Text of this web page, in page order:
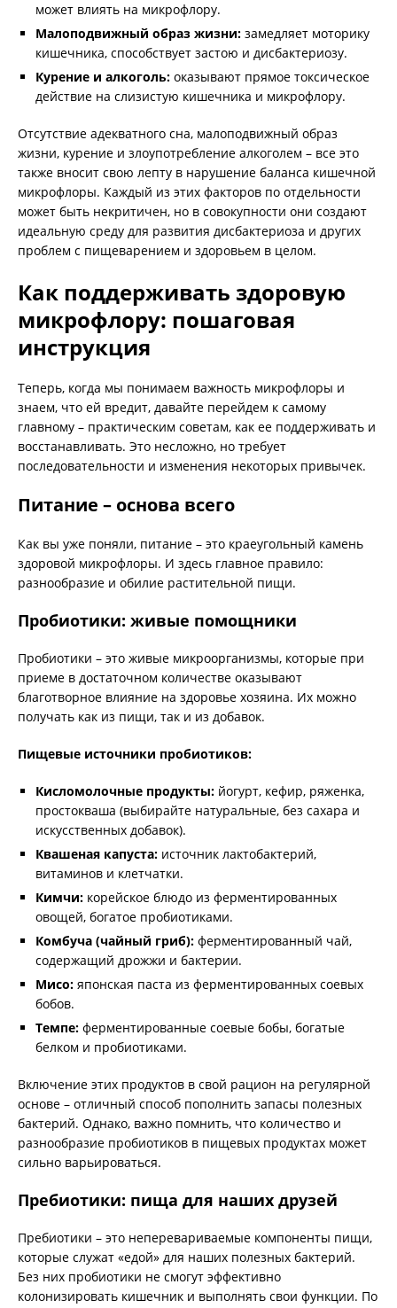
может влиять на микрофлору.
Малоподвижный образ жизни: замедляет моторику
кишечника, способствует застою и дисбактериозу.
Курение и алкоголь: оказывают прямое токсическое
действие на слизистую кишечника и микрофлору.
Отсутствие адекватного сна, малоподвижный образ
жизни, курение и злоупотребление алкоголем – все это
также вносит свою лепту в нарушение баланса кишечной
микрофлоры. Каждый из этих факторов по отдельности
может быть некритичен, но в совокупности они создают
идеальную среду для развития дисбактериоза и других
проблем с пищеварением и здоровьем в целом.
Как поддерживать здоровую
микрофлору: пошаговая
инструкция
Теперь, когда мы понимаем важность микрофлоры и
знаем, что ей вредит, давайте перейдем к самому
главному – практическим советам, как ее поддерживать и
восстанавливать. Это несложно, но требует
последовательности и изменения некоторых привычек.
Питание – основа всего
Как вы уже поняли, питание – это краеугольный камень
здоровой микрофлоры. И здесь главное правило:
разнообразие и обилие растительной пищи.
Пробиотики: живые помощники
Пробиотики – это живые микроорганизмы, которые при
приеме в достаточном количестве оказывают
благотворное влияние на здоровье хозяина. Их можно
получать как из пищи, так и из добавок.
Пищевые источники пробиотиков:
Кисломолочные продукты: йогурт, кефир, ряженка,
простокваша (выбирайте натуральные, без сахара и
искусственных добавок).
Квашеная капуста: источник лактобактерий,
витаминов и клетчатки.
Кимчи: корейское блюдо из ферментированных
овощей, богатое пробиотиками.
Комбуча (чайный гриб): ферментированный чай,
содержащий дрожжи и бактерии.
Мисо: японская паста из ферментированных соевых
бобов.
Темпе: ферментированные соевые бобы, богатые
белком и пробиотиками.
Включение этих продуктов в свой рацион на регулярной
основе – отличный способ пополнить запасы полезных
бактерий. Однако, важно помнить, что количество и
разнообразие пробиотиков в пищевых продуктах может
сильно варьироваться.
Пребиотики: пища для наших друзей
Пребиотики – это неперевариваемые компоненты пищи,
которые служат «едой» для наших полезных бактерий.
Без них пробиотики не смогут эффективно
колонизировать кишечник и выполнять свои функции. По